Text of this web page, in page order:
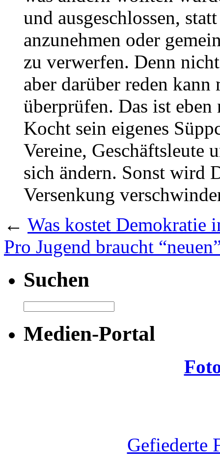
und ausgeschlossen,
anzunehmen oder
zu verwerfen. Denn
aber darüber reden
überprüfen. Das ist
Kocht sein eigenes
Vereine, Geschäftsleute
sich ändern. Sonst wird
Versenkung
← Was kostet Demokratie
Pro Jugend braucht
Suchen
Medien-Portal
Gefiederte